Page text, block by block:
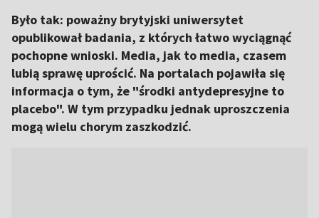
Było tak: poważny brytyjski uniwersytet
opublikował badania, z których łatwo wyciągnąć
pochopne wnioski. Media, jak to media, czasem
lubią sprawę uprościć. Na portalach pojawiła się
informacja o tym, że "środki antydepresyjne to
placebo". W tym przypadku jednak uproszczenia
mogą wielu chorym zaszkodzić.